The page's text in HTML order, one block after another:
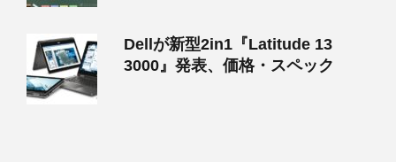
Dellが新型2in1『Latitude 13
3000』発表、価格・スペック